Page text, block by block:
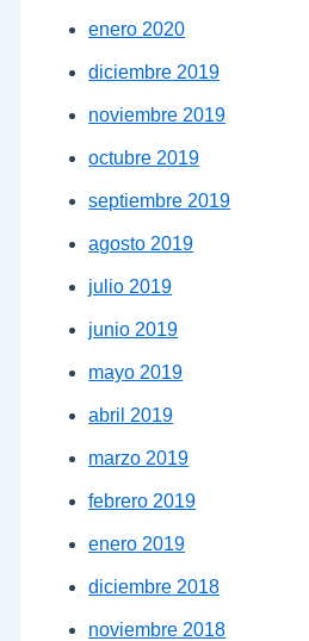
enero 2020
diciembre 2019
noviembre 2019
octubre 2019
septiembre 2019
agosto 2019
julio 2019
junio 2019
mayo 2019
abril 2019
marzo 2019
febrero 2019
enero 2019
diciembre 2018
noviembre 2018